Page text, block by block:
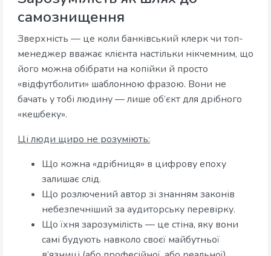
самознищення
Зверхність — це коли банківський клерк чи топ-
менеджер вважає клієнта настільки нікчемним, що
його можна обібрати на копійки й просто
«відфутболити» шаблонною фразою. Вони не
бачать у тобі людину — лише об’єкт для дрібного
«кешбеку».
Ці люди щиро не розуміють:
Що кожна «дрібниця» в цифрову епоху
залишає слід.
Що розлючений автор зі знанням законів
небезпечніший за аудиторську перевірку.
Що їхня зарозумілість — це стіна, яку вони
самі будують навколо своєї майбутньої